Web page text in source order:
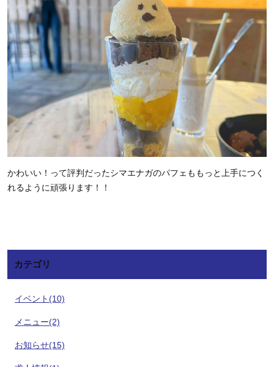
かわいい！って評判だったシマエナガのパフェももっと上手につく
れるように頑張ります！！
カテゴリ
イベント(10)
メニュー(2)
お知らせ(15)